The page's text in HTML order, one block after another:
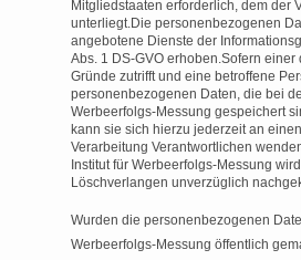
Mitgliedstaaten erforderlich, dem der
unterliegt.Die personenbezogenen
angebotene Dienste der
Abs. 1 DS-GVO erhoben.Sofern
Gründe zutrifft und eine betroffene
personenbezogenen Daten, die bei
Werbeerfolgs-Messung gespeichert
kann sie sich hierzu jederzeit an
Verarbeitung Verantwortlichen
Institut für Werbeerfolgs-Messung
Löschverlangen unverzüglich
Wurden die personenbezogenen
Werbeerfolgs-Messung öffentlich